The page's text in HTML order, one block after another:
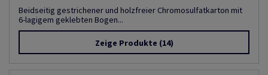
Beidseitig gestrichener und holzfreier Chromosulfatkarton mit
6-lagigem geklebten Bogen...
Zeige Produkte (14)